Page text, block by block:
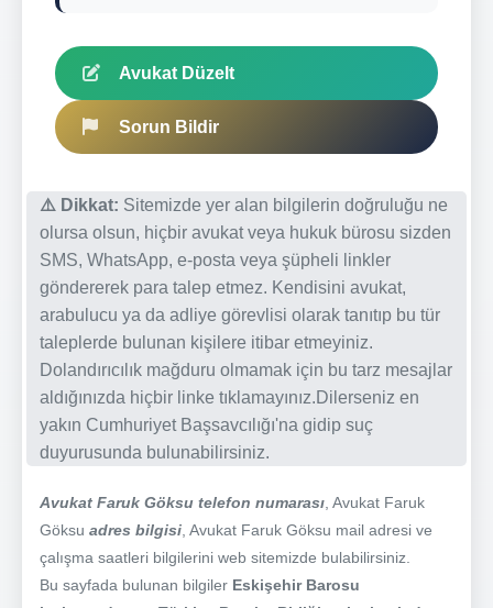
Avukat Düzelt
Sorun Bildir
⚠️ Dikkat: Sitemizde yer alan bilgilerin doğruluğu ne
olursa olsun, hiçbir avukat veya hukuk bürosu sizden
SMS, WhatsApp, e-posta veya şüpheli linkler
göndererek para talep etmez. Kendisini avukat,
arabulucu ya da adliye görevlisi olarak tanıtıp bu tür
taleplerde bulunan kişilere itibar etmeyiniz.
Dolandırıcılık mağduru olmamak için bu tarz mesajlar
aldığınızda hiçbir linke tıklamayınız.Dilerseniz en
yakın Cumhuriyet Başsavcılığı'na gidip suç
duyurusunda bulunabilirsiniz.
Avukat Faruk Göksu telefon numarası , Avukat Faruk
Göksu adres bilgisi , Avukat Faruk Göksu mail adresi ve
çalışma saatleri bilgilerini web sitemizde bulabilirsiniz.
Bu sayfada bulunan bilgiler Eskişehir Barosu